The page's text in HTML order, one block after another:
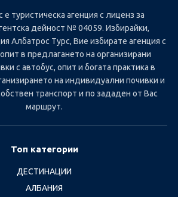
туристическа агенция с лиценз за
дейност № 04059. Избирайки,
Албатрос Турс, Вие избирате агенция с
в предлагането на организирани
с автобус, опит и богата практика в
на индивидуални почивки и
транспорт и по зададен от Вас
маршрут.
Топ категории
ДЕСТИНАЦИИ
АЛБАНИЯ